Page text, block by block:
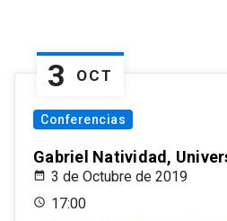
3 OCT
Conferencias
Gabriel Natividad,
3 de Octubre de 2019
17:00